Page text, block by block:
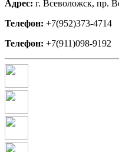
Адрес: г. Всеволожск, пр.
Телефон: +7(952)373-4714
Телефон: +7(911)098-9192